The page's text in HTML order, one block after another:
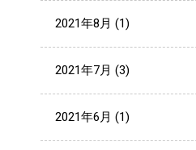
2021年8月 (1)
2021年7月 (3)
2021年6月 (1)